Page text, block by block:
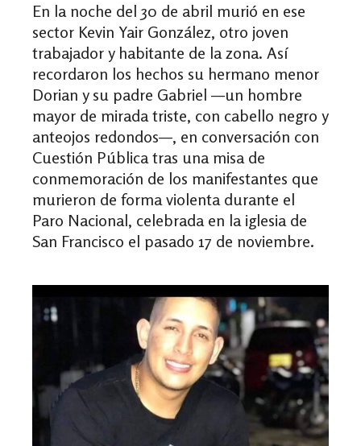
En la noche del 30 de abril murió en ese
sector Kevin Yair González, otro joven
trabajador y habitante de la zona. Así
recordaron los hechos su hermano menor
Dorian y su padre Gabriel —un hombre
mayor de mirada triste, con cabello negro y
anteojos redondos—, en conversación con
Cuestión Pública tras una misa de
conmemoración de los manifestantes que
murieron de forma violenta durante el
Paro Nacional, celebrada en la iglesia de
San Francisco el pasado 17 de noviembre.